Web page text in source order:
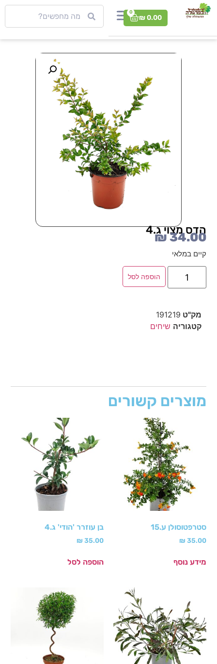
₪0.00
0
הדס מצוי ג.4
₪34.00
קיים במלאי
הוספה לסל
מק"ט 191219
קטגוריה שיחים
מוצרים קשורים
סטרפטוסולן ע.15
₪ 35.00
מידע נוסף
בן עוזרר 'הודי' ג.4
₪ 35.00
הוספה לסל